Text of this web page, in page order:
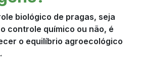
biológico de pragas, seja
controle químico ou não, é
o equilíbrio agroecológico